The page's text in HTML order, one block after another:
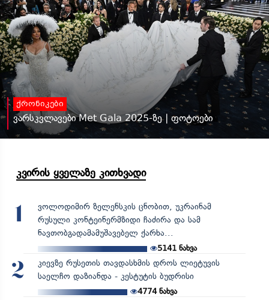
ქრონიკები
ვარსკვლავები Met Gala 2025-ზე | ფოტოები
კვირის ყველაზე კითხვადი
1
ვოლოდიმირ ზელენსკის ცნობით, უკრაინამ
რუსული კონტეინერმზიდი ჩაძირა და სამ
ნავთობგადამამუშავებელ ქარხა...
5141 ნახვა
2
კიევზე რუსეთის თავდასხმის დროს ლიეტუვის
საელჩო დაზიანდა - კესტუტის ბუდრისი
4774ნახვა